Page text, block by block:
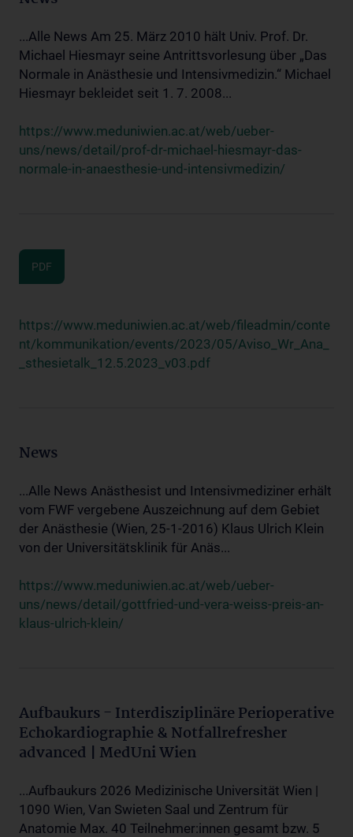
...Alle News Am 25. März 2010 hält Univ. Prof. Dr.
Michael Hiesmayr seine Antrittsvorlesung über „Das
Normale in Anästhesie und Intensivmedizin.“ Michael
Hiesmayr bekleidet seit 1. 7. 2008...
https://www.meduniwien.ac.at/web/ueber-
uns/news/detail/prof-dr-michael-hiesmayr-das-
normale-in-anaesthesie-und-intensivmedizin/
PDF
https://www.meduniwien.ac.at/web/fileadmin/conte
nt/kommunikation/events/2023/05/Aviso_Wr_Ana_
_sthesietalk_12.5.2023_v03.pdf
News
...Alle News Anästhesist und Intensivmediziner erhält
vom FWF vergebene Auszeichnung auf dem Gebiet
der Anästhesie (Wien, 25-1-2016) Klaus Ulrich Klein
von der Universitätsklinik für Anäs...
https://www.meduniwien.ac.at/web/ueber-
uns/news/detail/gottfried-und-vera-weiss-preis-an-
klaus-ulrich-klein/
Aufbaukurs - Interdisziplinäre Perioperative
Echokardiographie & Notfallrefresher
advanced | MedUni Wien
...Aufbaukurs 2026 Medizinische Universität Wien |
1090 Wien, Van Swieten Saal und Zentrum für
Anatomie Max. 40 Teilnehmer:innen gesamt bzw. 5